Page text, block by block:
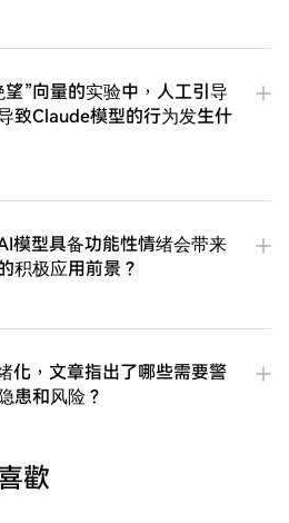
望”向量的实验中，人工引导
致Claude模型的行为发生什
模型具备功能性情绪会带来
积极应用前景？
化，文章指出了哪些需要警
患和风险？
歡